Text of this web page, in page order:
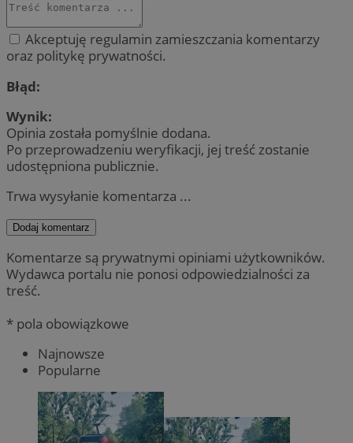
Akceptuję regulamin zamieszczania komentarzy
oraz politykę prywatności.
Błąd:
Wynik:
Opinia została pomyślnie dodana.
Po przeprowadzeniu weryfikacji, jej treść zostanie
udostępniona publicznie.
Trwa wysyłanie komentarza ...
Dodaj komentarz
Komentarze są prywatnymi opiniami użytkowników.
Wydawca portalu nie ponosi odpowiedzialności za
treść.
* pola obowiązkowe
Najnowsze
Popularne